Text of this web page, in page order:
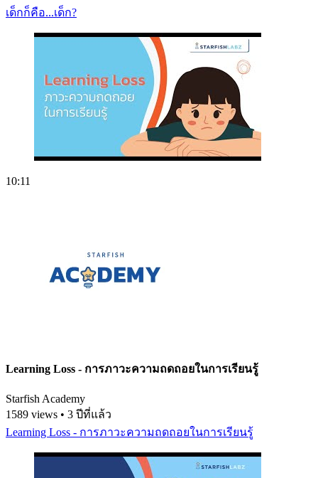
เด็กก็คือ...เด็ก?
10:11
Learning Loss - การภาวะความถดถอยในการเรียนรู้
Starfish Academy
1589 views • 3 ปีที่แล้ว
Learning Loss - การภาวะความถดถอยในการเรียนรู้